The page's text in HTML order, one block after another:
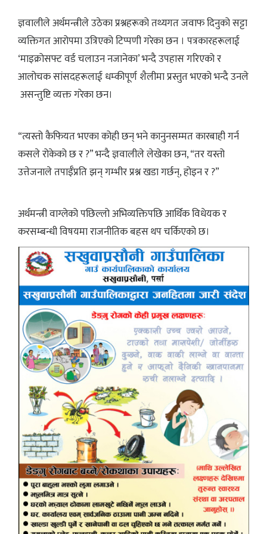
ज्ञवालीले अर्थमन्त्रीले उठेका प्रश्नहरूको तथ्यगत जवाफ दिनुको सट्टा
व्यक्तिगत आरोपमा उत्रिएको टिप्पणी गरेका छन । पत्रकारहरूलाई
‘माइक्रोसफ्ट वर्ड चलाउन नजानेका’ भन्दै उपहास गरिएको र
आलोचक सांसदहरूलाई धम्कीपूर्ण शैलीमा प्रस्तुत भएको भन्दै उनले
असन्तुष्टि व्यक्त गरेका छन।
“त्यस्तो कैफियत भएका कोही छन् भने कानुनसम्मत कारबाही गर्न
कसले रोकेको छ र ?” भन्दै ज्ञवालीले लेखेका छन, “तर यस्तो
उत्तेजनाले तपाईँप्रति झन् गम्भीर प्रश्न खडा गर्छन्, होइन र ?”
अर्थमन्त्री वाग्लेको पछिल्लो अभिव्यक्तिपछि आर्थिक विधेयक र
करसम्बन्धी विषयमा राजनीतिक बहस थप चर्किएको छ।